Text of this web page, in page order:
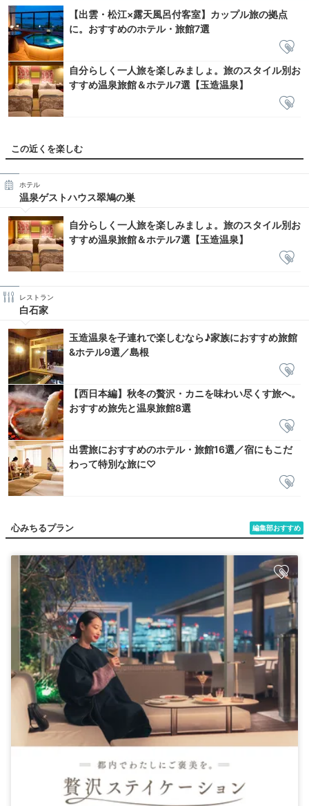
【出雲・松江×露天風呂付客室】カップル旅の拠点
に。おすすめのホテル・旅館7選
自分らしく一人旅を楽しみましょ。旅のスタイル別お
すすめ温泉旅館＆ホテル7選【玉造温泉】
この近くを楽しむ
ホテル
温泉ゲストハウス翠鳩の巣
自分らしく一人旅を楽しみましょ。旅のスタイル別お
すすめ温泉旅館＆ホテル7選【玉造温泉】
レストラン
白石家
玉造温泉を子連れで楽しむなら♪家族におすすめ旅館
&ホテル9選／島根
【西日本編】秋冬の贅沢・カニを味わい尽くす旅へ。
おすすめ旅先と温泉旅館8選
出雲旅におすすめのホテル・旅館16選／宿にもこだ
わって特別な旅に♡
編集部おすすめ
心みちるプラン